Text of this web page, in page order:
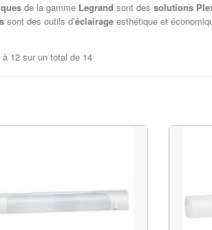
de la gamme Legrand sont des solutions
sont des outils d’éclairage esthétique et
à 12 sur un total de 14